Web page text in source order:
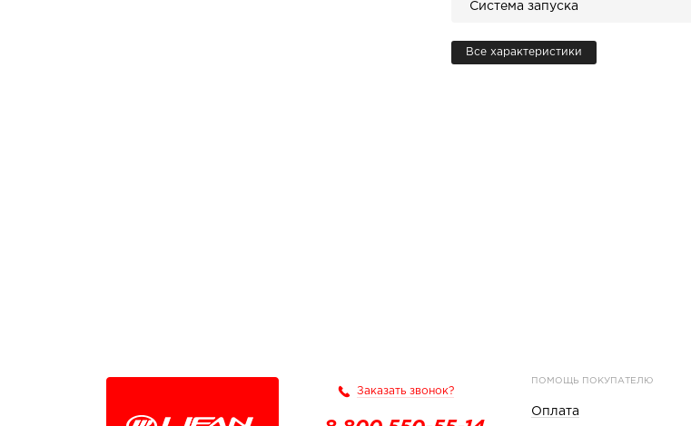
Система запуска
Все характеристики
Заказать звонок?
ПОМОЩЬ ПОКУПАТЕЛЮ
Оплата